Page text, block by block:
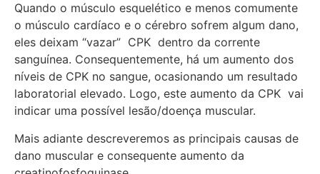
Quando o músculo esquelético e menos comumente
o músculo cardíaco e o cérebro sofrem algum dano,
eles deixam “vazar” CPK dentro da corrente
sanguínea. Consequentemente, há um aumento dos
níveis de CPK no sangue, ocasionando um resultado
laboratorial elevado. Logo, este aumento da CPK vai
indicar uma possível lesão/doença muscular.
Mais adiante descreveremos as principais causas de
dano muscular e consequente aumento da